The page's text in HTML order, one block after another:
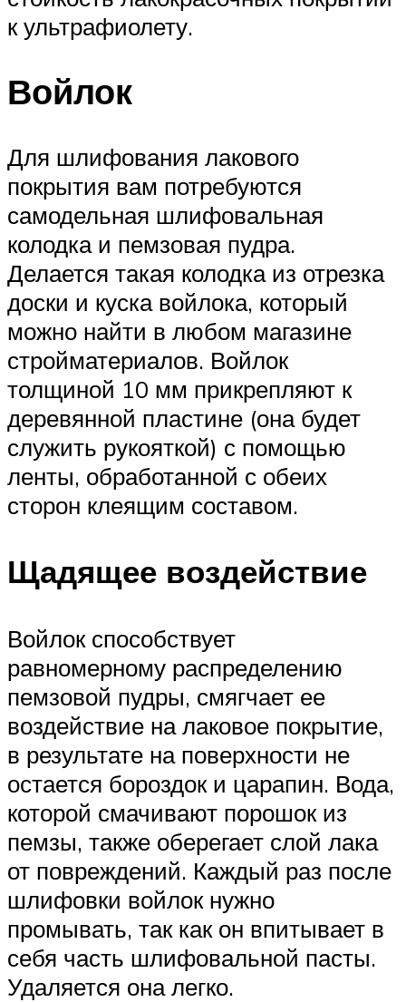
к ультрафиолету.
Войлок
Для шлифования лакового
покрытия вам потребуются
самодельная шлифовальная
колодка и пемзовая пудра.
Делается такая колодка из отрезка
доски и куска войлока, который
можно найти в любом магазине
стройматериалов. Войлок
толщиной 10 мм прикрепляют к
деревянной пластине (она будет
служить рукояткой) с помощью
ленты, обработанной с обеих
сторон клеящим составом.
Щадящее воздействие
Войлок способствует
равномерному распределению
пемзовой пудры, смягчает ее
воздействие на лаковое покрытие,
в результате на поверхности не
остается бороздок и царапин. Вода,
которой смачивают порошок из
пемзы, также оберегает слой лака
от повреждений. Каждый раз после
шлифовки войлок нужно
промывать, так как он впитывает в
себя часть шлифовальной пасты.
Удаляется она легко.